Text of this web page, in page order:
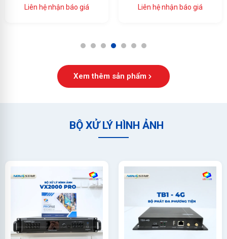
Liên hệ nhận báo giá Liên hệ nhận báo giá
1 2 3 4 5 6 7
Xem thêm sản phẩm
BỘ XỬ LÝ HÌNH ẢNH